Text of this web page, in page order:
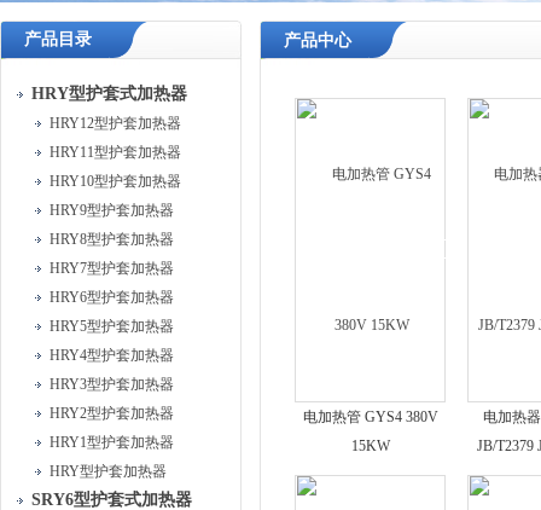
产品目录
HRY型护套式加热器
HRY12型护套加热器
HRY11型护套加热器
HRY10型护套加热器
HRY9型护套加热器
HRY8型护套加热器
HRY7型护套加热器
HRY6型护套加热器
HRY5型护套加热器
HRY4型护套加热器
HRY3型护套加热器
HRY2型护套加热器
HRY1型护套加热器
HRY型护套加热器
SRY6型护套式加热器
产品中心
电加热管 GYS4 380V
15KW
电加热
JB/T2379